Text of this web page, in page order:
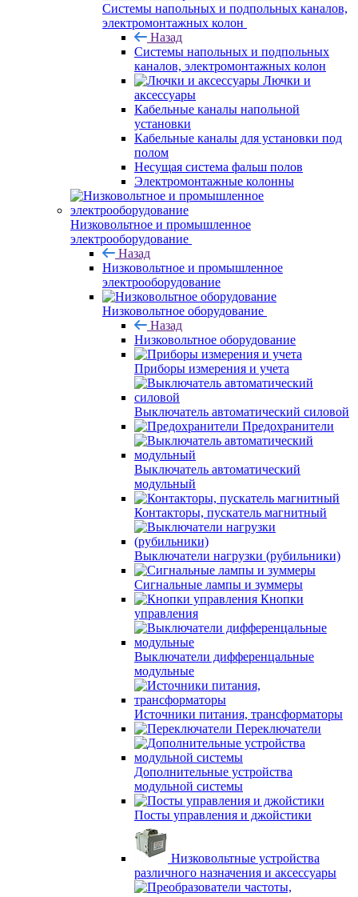
Системы напольных и подпольных каналов,
электромонтажных колон
Назад
Системы напольных и подпольных
каналов, электромонтажных колон
Лючки и
аксессуары
Кабельные каналы напольной
установки
Кабельные каналы для установки под
полом
Несущая система фальш полов
Электромонтажные колонны
Низковольтное и промышленное
электрооборудование
Назад
Низковольтное и промышленное
электрооборудование
Низковольтное оборудование
Назад
Низковольтное оборудование
Приборы измерения и учета
Выключатель автоматический силовой
Предохранители
Выключатель автоматический
модульный
Контакторы, пускатель магнитный
Выключатели нагрузки (рубильники)
Сигнальные лампы и зуммеры
Кнопки
управления
Выключатели дифференцальные
модульные
Источники питания, трансформаторы
Переключатели
Дополнительные устройства
модульной системы
Посты управления и джойстики
Низковольтные устройства
различного назначения и аксессуары